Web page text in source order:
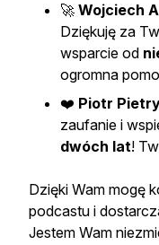
🚀 Wojciech
Dziękuję za
wsparcie od
ogromna
❤️ Piotr
zaufanie i
dwóch lat!
Dzięki Wam mogę
podcastu i
Jestem Wam